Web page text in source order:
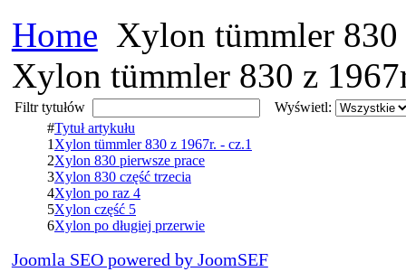
Home Xylon tümmler 830
Xylon tümmler 830 z
Filtr tytułów
Wyświetl:
#Tytuł artykułu
1 Xylon tümmler 830 z 1967r. - cz.1
2Xylon 830 pierwsze prace
3Xylon 830 część trzecia
4Xylon po raz 4
5Xylon część 5
6Xylon po długiej przerwie
Joomla SEO powered by JoomSEF